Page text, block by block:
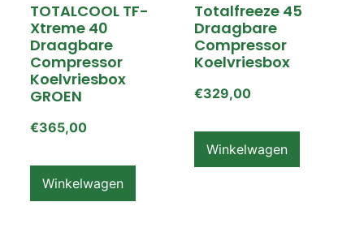
TOTALCOOL TF-
Xtreme 40
Draagbare
Compressor
Koelvriesbox
GROEN
€365,00
Winkelwagen
Totalfreeze 45
Draagbare
Compressor
Koelvriesbox
€329,00
Winkelwagen